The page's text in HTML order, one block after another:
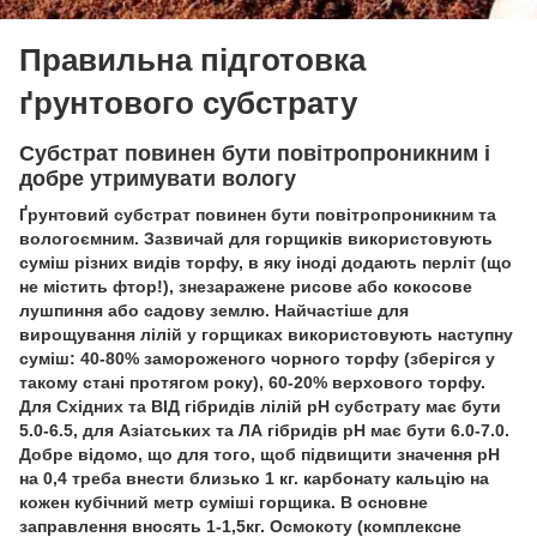
Правильна підготовка
ґрунтового субстрату
Субстрат повинен бути повітропроникним і
добре утримувати вологу
Ґрунтовий субстрат повинен бути повітропроникним та
вологоємним. Зазвичай для горщиків використовують
суміш різних видів торфу, в яку іноді додають перліт (що
не містить фтор!), знезаражене рисове або кокосове
лушпиння або садову землю. Найчастіше для
вирощування лілій у горщиках використовують наступну
суміш: 40-80% замороженого чорного торфу (зберігся у
такому стані протягом року), 60-20% верхового торфу.
Для Східних та ВІД гібридів лілій рН субстрату має бути
5.0-6.5, для Азіатських та ЛА гібридів рН має бути 6.0-7.0.
Добре відомо, що для того, щоб підвищити значення рН
на 0,4 треба внести близько 1 кг. карбонату кальцію на
кожен кубічний метр суміші горщика. В основне
заправлення вносять 1-1,5кг. Осмокоту (комплексне